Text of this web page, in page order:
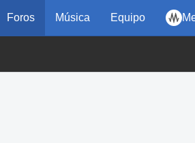
Foros Música Equipo